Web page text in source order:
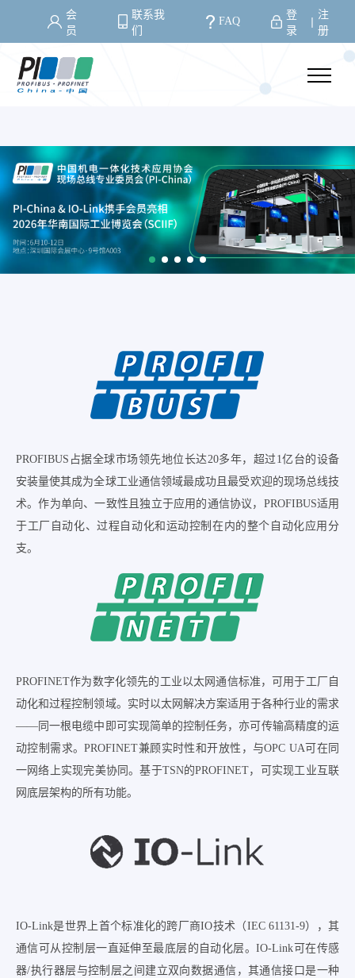
会
员
联系我
们
FAQ
登
录
注
册
PROFIBUS占据全球市场领先地位长达20多年，超过1亿台的设备
安装量使其成为全球工业通信领域最成功且最受欢迎的现场总线技
术。作为单向、一致性且独立于应用的通信协议，PROFIBUS适用
于工厂自动化、过程自动化和运动控制在内的整个自动化应用分
支。
PROFINET作为数字化领先的工业以太网通信标准，可用于工厂自
动化和过程控制领域。实时以太网解决方案适用于各种行业的需求
——同一根电缆中即可实现简单的控制任务，亦可传输高精度的运
动控制需求。PROFINET兼顾实时性和开放性，与OPC UA可在同
一网络上实现完美协同。基于TSN的PROFINET，可实现工业互联
网底层架构的所有功能。
IO-Link是世界上首个标准化的跨厂商IO技术（IEC 61131-9），其
通信可从控制层一直延伸至最底层的自动化层。IO-Link可在传感
器/执行器层与控制层之间建立双向数据通信，其通信接口是一种